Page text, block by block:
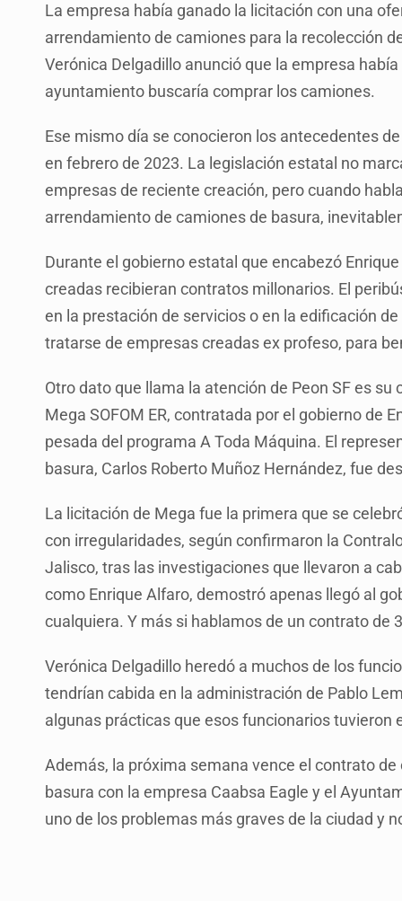
La empresa había ganado la licitación con una
arrendamiento de camiones para la recolección
Verónica Delgadillo anunció que la empresa
ayuntamiento buscaría comprar los camiones.
Ese mismo día se conocieron los antecedentes
en febrero de 2023. La legislación estatal no
empresas de reciente creación, pero cuando
arrendamiento de camiones de basura,
Durante el gobierno estatal que encabezó
creadas recibieran contratos millonarios. El
en la prestación de servicios o en la edificación
tratarse de empresas creadas ex profeso, para
Otro dato que llama la atención de Peon SF es
Mega SOFOM ER, contratada por el gobierno de
pesada del programa A Toda Máquina. El
basura, Carlos Roberto Muñoz Hernández, fue
La licitación de Mega fue la primera que se
con irregularidades, según confirmaron la
Jalisco, tras las investigaciones que llevaron a
como Enrique Alfaro, demostró apenas llegó al
cualquiera. Y más si hablamos de un contrato de
Verónica Delgadillo heredó a muchos de los
tendrían cabida en la administración de Pablo
algunas prácticas que esos funcionarios tuvieron
Además, la próxima semana vence el contrato
basura con la empresa Caabsa Eagle y el
uno de los problemas más graves de la ciudad y